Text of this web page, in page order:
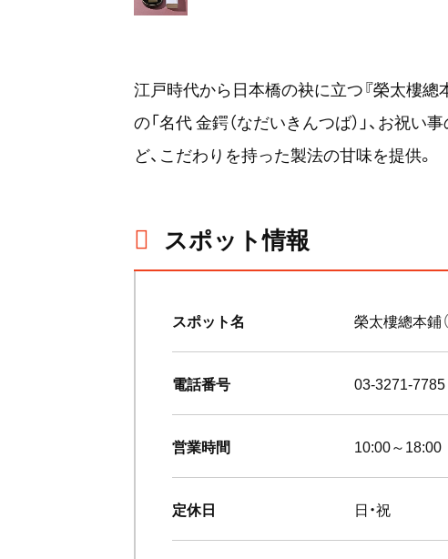
江戸時代から日本橋の袂に立つ『榮太樓
の「名代 金鍔（なだいきんつば）」、お祝
ど、こだわりを持った製法の甘味を提供。
スポット情報
スポット名 榮太樓總本鋪
電話番号 03-3271-7785
営業時間 10:00～18:00
定休日 日・祝